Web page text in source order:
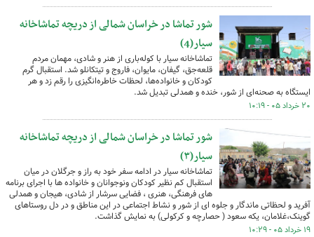
شور تماشا در خراسان شمالی از دریچه تماشاخانه
سیار(4)
تماشاخانه سیار با کوله‌باری از هنر و شادی، مهمان مردم
قلعه‌جق، گیفان، مایوان، فاروج و تیتکانلو شد. استقبال گرم
کودکان و خانواده‌ها، لحظات خاطره‌انگیزی را رقم زد و هر
ایستگاه به صحنه‌ای از شور، خنده و همدلی تبدیل شد.
۲۰ خرداد ۰۵ - ۱۰:۱۹
شور تماشا در خراسان شمالی از دریچه تماشاخانه
سیار(۳)
تماشاخانه سیار در ادامه سفر خود به راز و جرگلان در میان
استقبال کم نظیر کودکان ونوجوانان و خانواده ها با اجرای برنامه
های فرهنگی، هنری ، فضایی سرشار از شادی، هیجان و همدلی
آفرید و لحظاتی ماندگار و جلوه ای از شور و نشاط اجتماعی در این مناطق و در دل روستاهای
گوینک،غلامان، یکه سعود ( حصارچه و کرکولی) به نمایش گذاشت.
۱۹ خرداد ۰۵ - ۱۰:۲۹